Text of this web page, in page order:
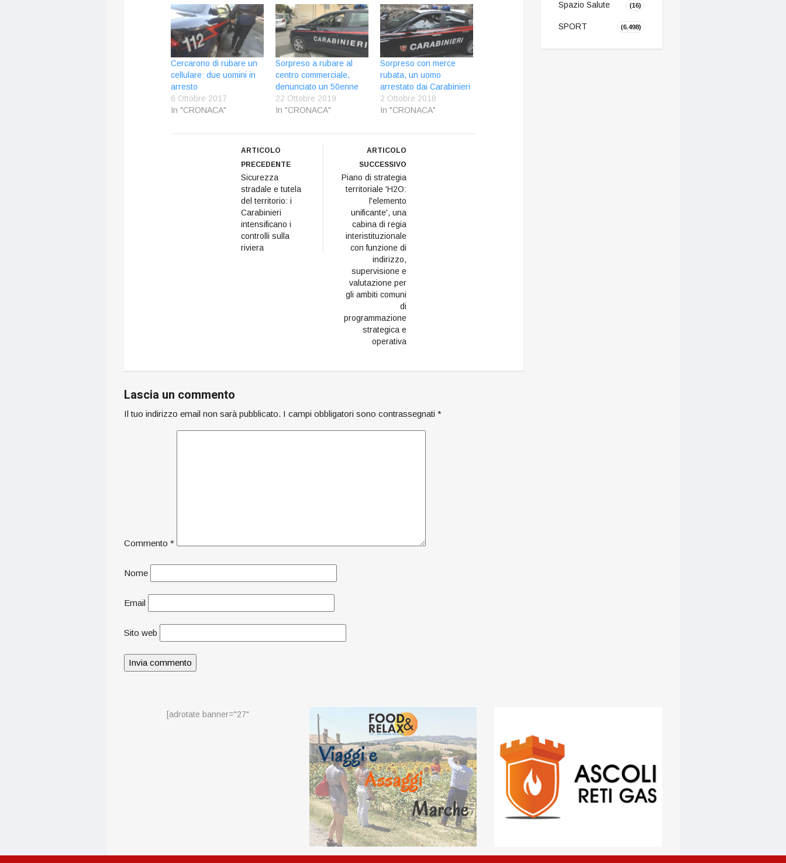
Cercarono di rubare un
cellulare: due uomini in
arresto
6 Ottobre 2017
In "CRONACA"
Sorpreso a rubare al
centro commerciale,
denunciato un 50enne
22 Ottobre 2019
In "CRONACA"
Sorpreso con merce
rubata, un uomo
arrestato dai Carabinieri
2 Ottobre 2018
In "CRONACA"
ARTICOLO
PRECEDENTE
Sicurezza
stradale e tutela
del territorio: i
Carabinieri
intensificano i
controlli sulla
riviera
ARTICOLO
SUCCESSIVO
Piano di strategia
territoriale 'H2O:
l'elemento
unificante', una
cabina di regia
interistituzionale
con funzione di
indirizzo,
supervisione e
valutazione per
gli ambiti comuni
di
programmazione
strategica e
operativa
Lascia un commento
Il tuo indirizzo email non sarà pubblicato. I campi obbligatori sono contrassegnati *
Commento *
Nome
Email
Sito web
Spazio Salute (16)
SPORT (6.498)
[adrotate banner="27"